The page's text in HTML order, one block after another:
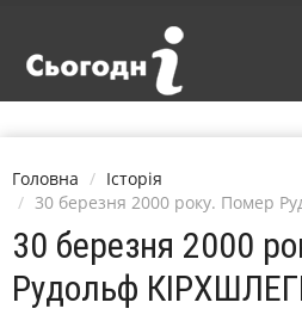
Головна
Історія
30 березня 2000 року. Помер
30 березня 2000
Рудольф